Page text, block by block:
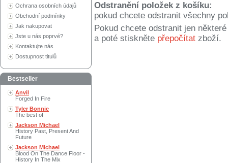
Ochrana osobních údajů
Obchodní podmínky
Jak nakupovat
Jste u nás poprvé?
Kontaktujte nás
Dostupnost titulů
Bestseller
Anvil
Forged In Fire
Tyler Bonnie
The best of
Jackson Michael
History Past, Present And
Future
Jackson Michael
Blood On The Dance Floor -
History In The Mix
Odstranění položek z košíku:
pokud chcete odstranit všechny
Pokud chcete odstranit jen
a poté stiskněte přepočítat zboží.